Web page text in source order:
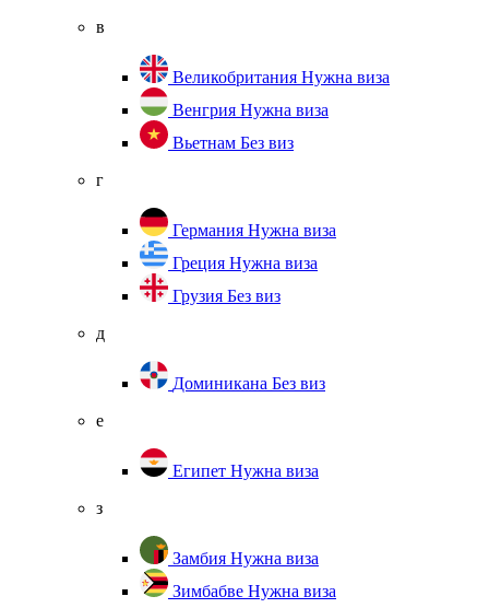
в
Великобритания Нужна виза
Венгрия Нужна виза
Вьетнам Без виз
г
Германия Нужна виза
Греция Нужна виза
Грузия Без виз
д
Доминикана Без виз
е
Египет Нужна виза
з
Замбия Нужна виза
Зимбабве Нужна виза